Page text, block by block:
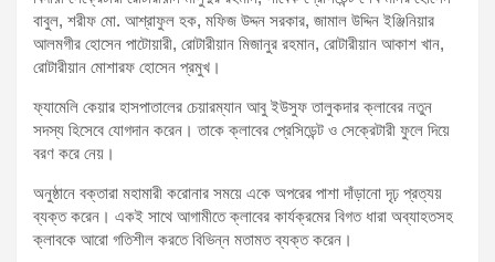
বাবুল, শরীফ মো. আশ্রাফুল হক, মফিজ উদ্দন সরকার, জামাল উদ্দিন ইঞ্জিনিয়ার
আলমগীর হোসেন পাটোয়ারী, রোটারীয়ান মিজানুর রহমান, রোটারীয়ান আকাশ খান,
রোটারীয়ান মোশারফ হোসেন প্রমুখ।
ফ্যামেলি কেয়ার হাসপাতালের চেয়ারম্যান আবু ইউসুফ তালুকদার ক্লাবের নতুন
সদস্য হিসেবে যোগদান করেন। তাকে ক্লাবের প্রেসিডেন্ট ও সেক্রেটারী ফুলে দিয়ে
বরণ করে নেয়।
অনুষ্ঠানে বক্তারা মহামারী করোনার সময়ে একে অপরের পাশা দাঁড়ানো দৃঢ় প্রত্যয়
ব্যক্ত করেন। একই সাথে আগামীতে ক্লাবের কার্যক্রমের বিগত ধারা অব্যাহতসহ
ক্লাবকে আরো গতিশীল করতে বিভিন্ন মতামত ব্যক্ত করেন।